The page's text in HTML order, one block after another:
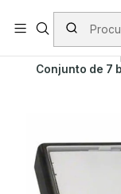
PORTES
Início
Conjunto de 7